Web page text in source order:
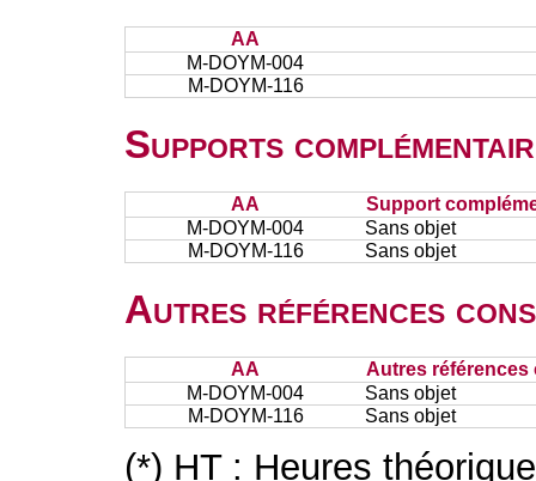
AA
M-DOYM-004
M-DOYM-116
Supports
AA
Support
M-DOYM-004
Sans objet
M-DOYM-116
Sans objet
Autres références
AA
Autres références
M-DOYM-004
Sans objet
M-DOYM-116
Sans objet
(*) HT : Heures